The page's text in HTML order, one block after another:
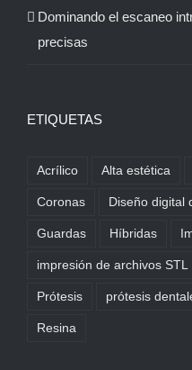
Dominando el escaneo
precisas
ETIQUETAS
Acrílico Alta estética
Coronas Diseño digital
Guardas Híbridas
impresión de archivos STL
Prótesis prótesis
Resina